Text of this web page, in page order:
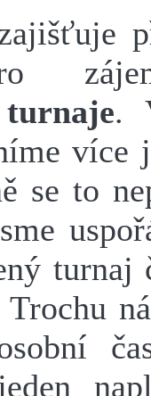
.
více
se to
turnaj